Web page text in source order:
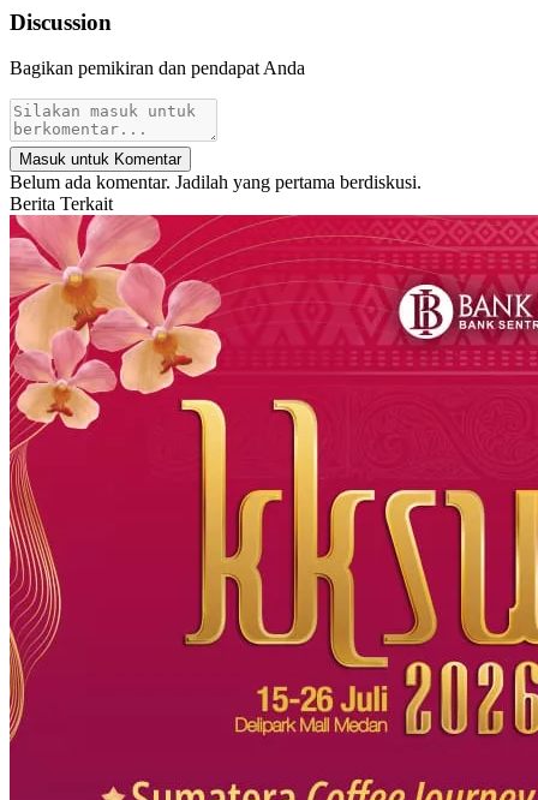
Discussion
Bagikan pemikiran dan pendapat Anda
Masuk untuk Komentar
Belum ada komentar. Jadilah yang pertama berdiskusi.
Berita Terkait